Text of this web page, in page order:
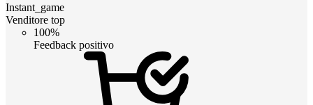
Instant_game
Venditore top
100%
Feedback positivo